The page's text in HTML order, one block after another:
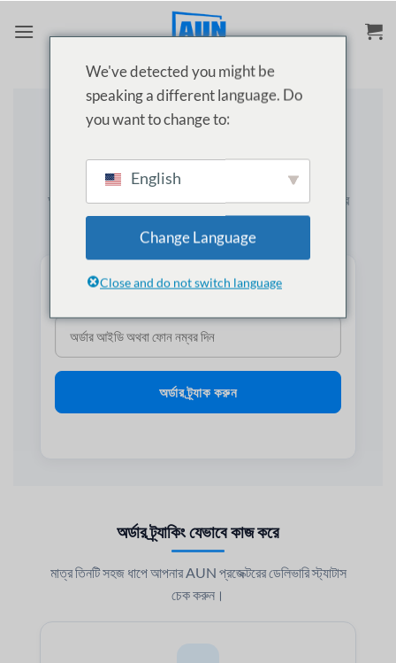
লাইভ অর্ডার ট্র্যাকিং
আপনার অর্ডার ট্র্যাক করুন
আপনার অর্ডার আইডি অথবা ফোন নম্বর দিয়ে আপনার AUN প্রজেক্টর
ডেলিভারির সর্বশেষ অবস্থা চেক করুন।
আপনার অর্ডার ট্র্যাক করুন
অর্ডার ট্র্যাক করুন
অর্ডার ট্র্যাকিং যেভাবে কাজ করে
মাত্র তিনটি সহজ ধাপে আপনার AUN প্রজেক্টরের ডেলিভারি স্ট্যাটাস
চেক করুন।
We've detected you might be
speaking a different language. Do
you want to change to:
English
Change Language
Close and do not switch language